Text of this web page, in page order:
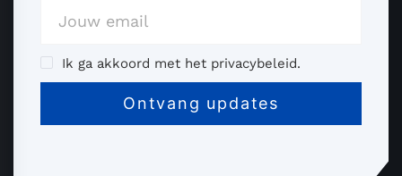
Ik ga akkoord met het privacybeleid.